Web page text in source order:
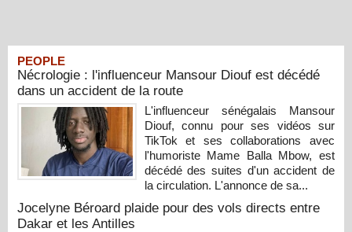
PEOPLE
Nécrologie : l'influenceur Mansour Diouf est décédé
dans un accident de la route
L'influenceur sénégalais Mansour
Diouf, connu pour ses vidéos sur
TikTok et ses collaborations avec
l'humoriste Mame Balla Mbow, est
décédé des suites d'un accident de
la circulation. L'annonce de sa...
Jocelyne Béroard plaide pour des vols directs entre
Dakar et les Antilles